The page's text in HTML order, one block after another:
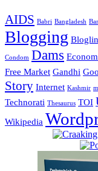
AIDS Babri Bangladesh
Blogging
Condom Dams
Free Market Gandhi
Story Internet Kashmir
Technorati Thesaurus TOI
Wikipedia